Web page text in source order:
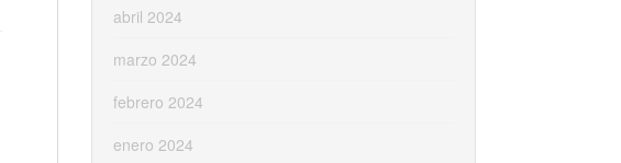
abril 2024
marzo 2024
febrero 2024
enero 2024